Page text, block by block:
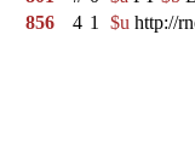
856
4 1 $u http://